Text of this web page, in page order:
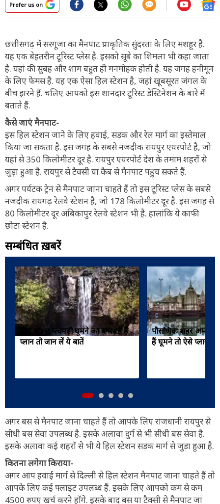
Prefer us on
छत्तीसगढ़ में सरगूजा का मैनपाट प्राकृतिक सुंदरता के लिए मशहूर है.
यह एक बेहतरीन टूरिस्ट प्लेस है. इसको सूबे का शिमला भी कहा जाता
है. यहां की सुबह और शाम बहुत ही मनमोहक होती है. यह जगह हनीमून
के लिए फेमस है. यह एक ऐसा हिल स्टेशन है, जहां खूबसूरत जंगल के
बीच झरने हैं. चलिए आपको इस शानदार टूरिस्ट डेस्टिनेशन के बारे में
बताते हैं.
कैसे जाएं मैनपाट-
इस हिल स्टेशन जाने के लिए हवाई, सड़क और रेल मार्ग का इस्तेमाल
किया जा सकता है. इस जगह के सबसे नजदीक रायपुर एयरपोर्ट है, जो
यहां से 350 किलोमीटर दूर है. रायपुर एयरपोर्ट देश के तमाम शहरों से
जुड़ा हुआ है. रायपुर से टैक्सी या कैब से मैनपाट पहुंच सकते हैं.
अगर पर्यटक ट्रेन से मैनपाट जाना चाहते हैं तो इस टूरिस्ट प्लेस के सबसे
नजदीक रायगढ़ रेलवे स्टेशन है, जो 178 किलोमीटर दूर है. इस जगह से
80 किलोमीटर दूर अंबिकापुर रेलवे स्टेशन भी है. हालांकि ये काफी
छोटा स्टेशन है.
सम्बंधित ख़बरें
हिल स्टेशन पचमढ़ी घूमने का बना रहे हैं
प्लान तो जान लें ये बातें
पौराणिक शहर
हैं घूमने तो ऐसे प्लान करें
अगर बस से मैनपाट जाना चाहते हैं तो आपके लिए राजधानी रायपुर से
सीधी बस सेवा उपलब्ध है. इसके अलावा दुर्ग से भी सीधी बस सेवा है.
इसके अलावा कई शहरों से भी ये हिल स्टेशन सड़क मार्ग से जुड़ा हुआ है.
कितना लगेगा किराया-
अगर आप हवाई मार्ग से दिल्ली से हिल स्टेशन मैनपाट जाना चाहते हैं तो
आपके लिए कई फ्लाइट उपलब्ध हैं. इसके लिए आपको कम से कम
4500 रुपए खर्च करने होंगे. इसके बाद बस या टैक्सी से मैनपाट जा